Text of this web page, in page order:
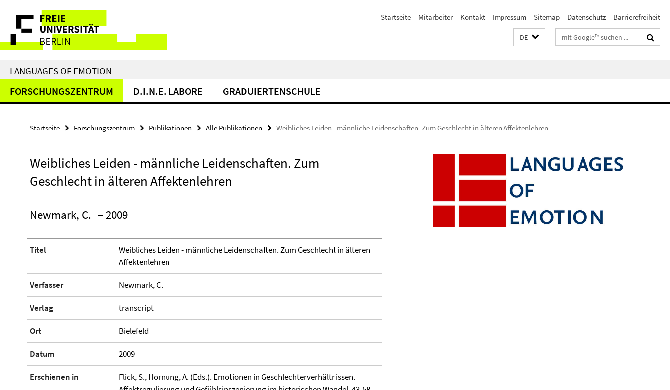
direkt
Inhalt
Service-
Navigation
Startseite Mitarbeiter Kontakt Impressum Sitemap Datenschutz Barrierefreiheit
DE Suchbegriffe
LANGUAGES OF EMOTION
FORSCHUNGSZENTRUM D.I.N.E. LABORE GRADUIERTENSCHULE
Startseite Forschungszentrum Publikationen Alle Publikationen Weibliches Leiden - männliche Leidenschaften. Zum Geschlecht in älteren Affektenlehren
Weibliches Leiden - männliche Leidenschaften. Zum
Geschlecht in älteren Affektenlehren
Newmark, C. – 2009
Titel
Weibliches Leiden - männliche Leidenschaften. Zum Geschlecht in älteren
Affektenlehren
Verfasser Newmark, C.
Verlag transcript
Ort Bielefeld
Datum 2009
Erschienen in
Flick, S., Hornung, A. (Eds.). Emotionen in Geschlechterverhältnissen.